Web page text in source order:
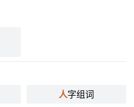
。
曰：“论犹择也。”
人字组词